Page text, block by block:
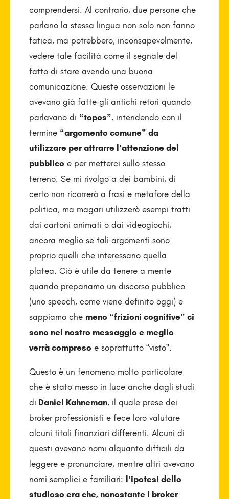
comprendersi. Al contrario, due persone che
parlano la stessa lingua non solo non fanno
fatica, ma potrebbero, inconsapevolmente,
vedere tale facilità come il segnale del
fatto di stare avendo una buona
comunicazione. Queste osservazioni le
avevano già fatte gli antichi retori quando
parlavano di “topos”, intendendo con il
termine “argomento comune” da
utilizzare per attrarre l’attenzione del
pubblico e per metterci sullo stesso
terreno. Se mi rivolgo a dei bambini, di
certo non ricorrerò a frasi e metafore della
politica, ma magari utilizzerò esempi tratti
dai cartoni animati o dai videogiochi,
ancora meglio se tali argomenti sono
proprio quelli che interessano quella
platea. Ciò è utile da tenere a mente
quando prepariamo un discorso pubblico
(uno speech, come viene definito oggi) e
sappiamo che meno “frizioni cognitive” ci
sono nel nostro messaggio e meglio
verrà compreso e soprattutto “visto”.
Questo è un fenomeno molto particolare
che è stato messo in luce anche dagli studi
di Daniel Kahneman, il quale prese dei
broker professionisti e fece loro valutare
alcuni titoli finanziari differenti. Alcuni di
questi avevano nomi alquanto difficili da
leggere e pronunciare, mentre altri avevano
nomi semplici e familiari: l’ipotesi dello
studioso era che, nonostante i broker